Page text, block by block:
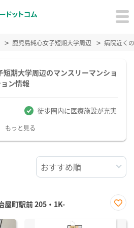
鹿児島純心女子短期大学周辺 病院近く
期大学周辺のマンスリーマンショ
ン情報
徒歩圏内に医療施設が充実
もっと見る
屋町駅前 205・1K-
に入